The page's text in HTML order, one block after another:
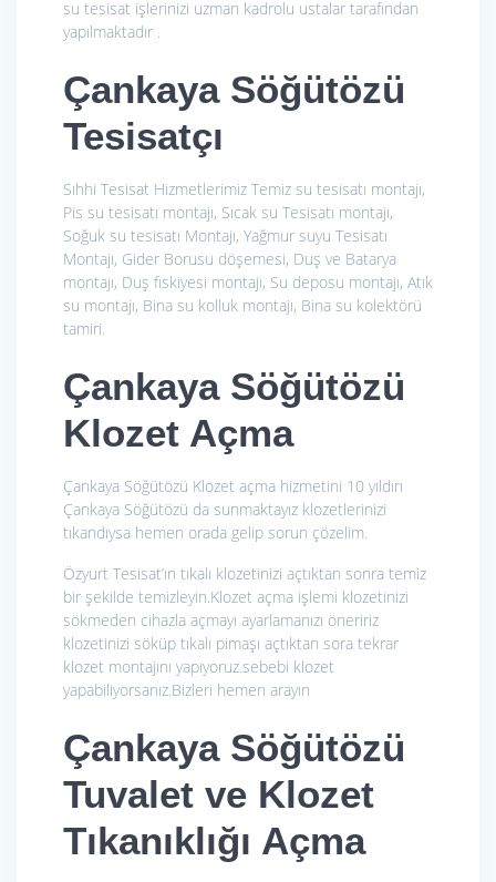
su tesisat işlerinizi uzman kadrolu ustalar tarafından
yapılmaktadır .
Çankaya Söğütözü
Tesisatçı
Sıhhi Tesisat Hizmetlerimiz Temiz su tesisatı montajı,
Pis su tesisatı montajı, Sıcak su Tesisatı montajı,
Soğuk su tesisatı Montajı, Yağmur suyu Tesisatı
Montajı, Gider Borusu döşemesi, Duş ve Batarya
montajı, Duş fıskiyesi montajı, Su deposu montajı, Atık
su montajı, Bina su kolluk montajı, Bina su kolektörü
tamiri.
Çankaya Söğütözü
Klozet Açma
Çankaya Söğütözü Klozet açma hizmetini 10 yıldırı
Çankaya Söğütözü da sunmaktayız klozetlerinizi
tıkandıysa hemen orada gelip sorun çözelim.
Özyurt Tesisat’ın tıkalı klozetinizi açtıktan sonra temiz
bir şekilde temizleyin.Klozet açma işlemi klozetinizi
sökmeden cihazla açmayı ayarlamanızı öneririz
klozetinizi söküp tıkalı pimaşı açtıktan sora tekrar
klozet montajını yapıyoruz.sebebi klozet
yapabiliyorsanız.Bizleri hemen arayın
Çankaya Söğütözü
Tuvalet ve Klozet
Tıkanıklığı Açma